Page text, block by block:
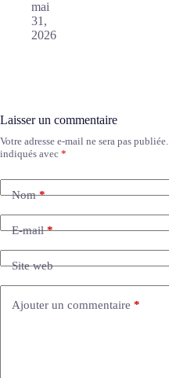
mai
31,
2026
Laisser un commentaire
Votre adresse e-mail ne sera pas publiée.
indiqués avec *
Nom*
E-mail*
Site web
Ajouter un commentaire *